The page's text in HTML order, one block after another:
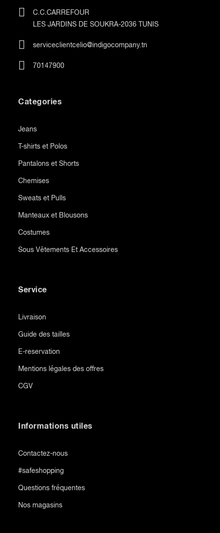
C.C.CARREFOUR
LES JARDINS DE SOUKRA-2036 TUNIS
serviceclientcelio@indigocompany.tn
70147900
Categories
Jeans
T-shirts et Polos
Pantalons et Shorts
Chemises
Sweats et Pulls
Manteaux et Blousons
Costumes
Sous Vêtements Et Accessoires
Service
Livraison
Guide des tailles
E-reservation
Mentions légales des offres
CGV
Informations utiles
Contactez-nous
#safeshopping
Questions fréquentes
Nos magasins